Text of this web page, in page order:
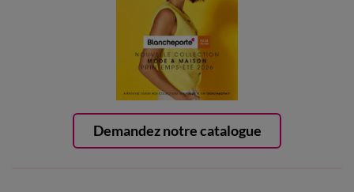
Demandez notre catalogue